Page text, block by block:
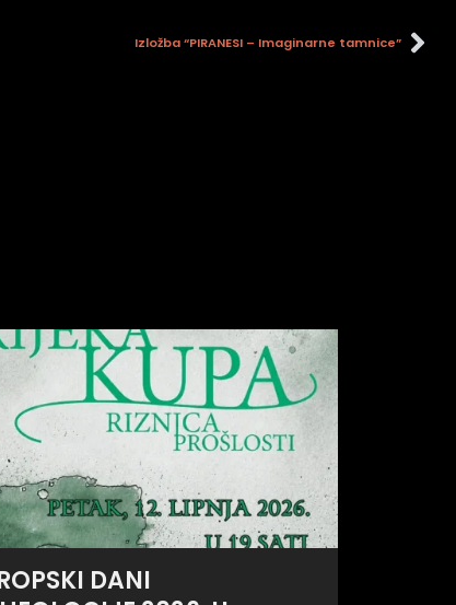
Izložba “PIRANESI – Imaginarne tamnice”
DANI